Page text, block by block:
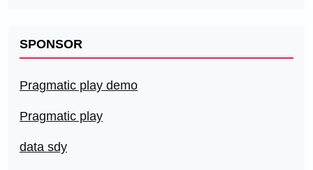
SPONSOR
Pragmatic play demo
Pragmatic play
data sdy